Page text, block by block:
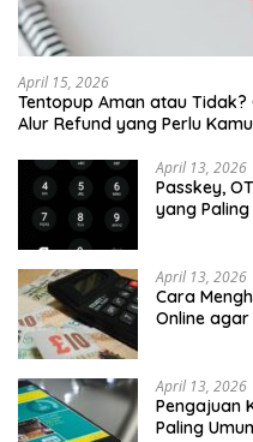
April 15, 2026
Tentopup Aman atau Tidak?
Alur Refund yang Perlu
April 13, 2026
Passkey,
yang
April 13, 2026
Cara
Online
April 13, 2026
Pengajuan
Paling